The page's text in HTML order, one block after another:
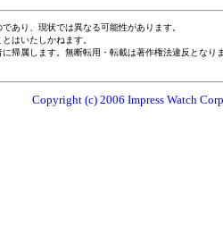
あり、現状では異なる可能性があります。
はいたしかねます。
に帰属します。無断転用・転載は著作権法違反とな
Copyright (c) 2006 Impress Watch